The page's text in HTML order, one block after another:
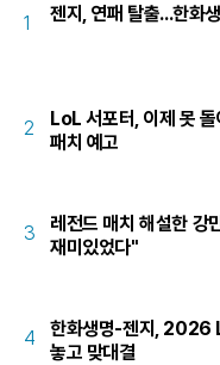
1 젠지, 연패 탈출...한화
2
LoL 서포터, 이제 못
패치 예고
3
레전드 매치 해설한 강
재미있었다"
4
한화생명-젠지, 2026
놓고 맞대결